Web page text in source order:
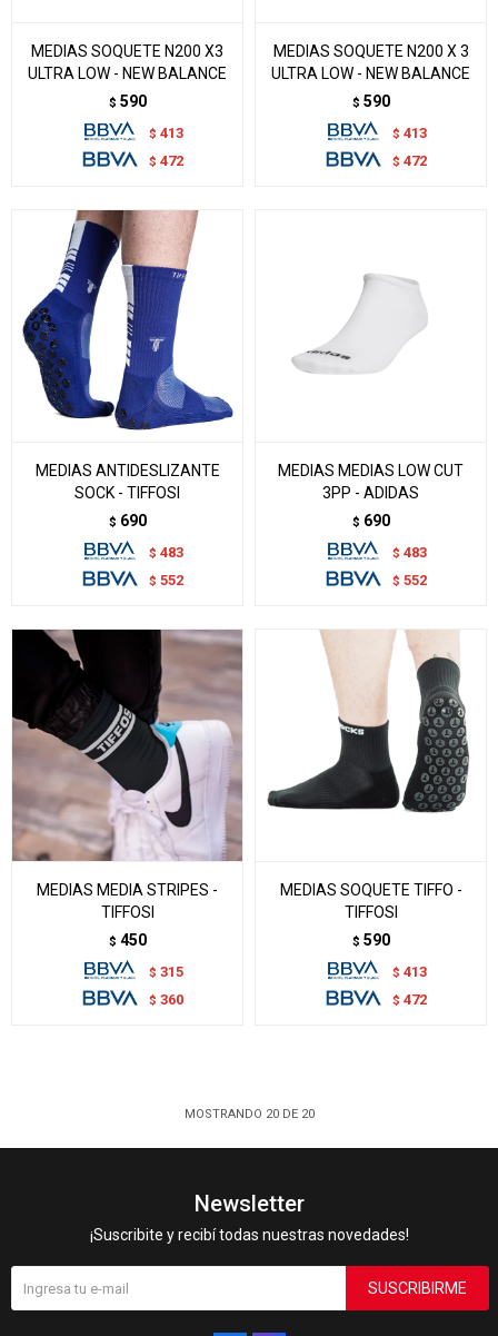
MEDIAS SOQUETE N200 X3
ULTRA LOW - NEW BALANCE
$ 590
$ 413
$ 472
MEDIAS SOQUETE N200 X 3
ULTRA LOW - NEW BALANCE
$ 590
$ 413
$ 472
MEDIAS ANTIDESLIZANTE
SOCK - TIFFOSI
$ 690
$ 483
$ 552
MEDIAS MEDIAS LOW CUT
3PP - ADIDAS
$ 690
$ 483
$ 552
MEDIAS MEDIA STRIPES -
TIFFOSI
$ 450
$ 315
$ 360
MEDIAS SOQUETE TIFFO -
TIFFOSI
$ 590
$ 413
$ 472
MOSTRANDO 20DE 20
Newsletter
¡Suscribite y recibí todas nuestras novedades!
SUSCRIBIRME